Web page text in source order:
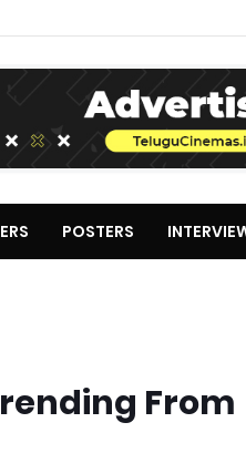
POSTERS
From